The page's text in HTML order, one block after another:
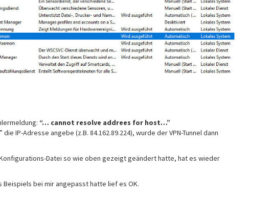
“… cannot resolve addrees for host…”
IP-Adresse angebe (z.B. 84.162.89.224), wurde der VPN-Tunnel dann
Datei so wie oben gezeigt geändert hatte, hat es wieder
Beispiels bei mir angepasst hatte lief es OK.